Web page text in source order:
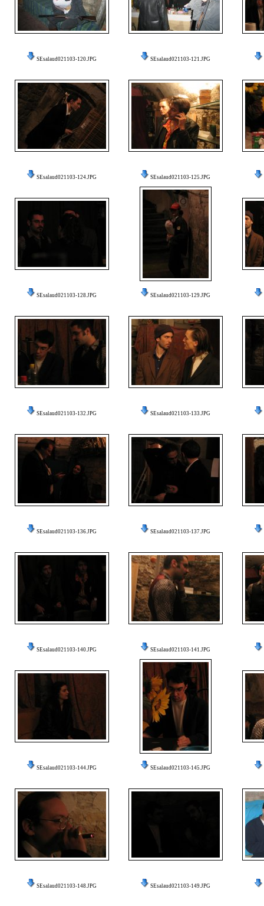
SEsalaud021103-120.JPG SEsalaud021103-121.JPG
SEsalaud021103-124.JPG SEsalaud021103-125.JPG
SEsalaud021103-128.JPG SEsalaud021103-129.JPG
SEsalaud021103-132.JPG SEsalaud021103-133.JPG
SEsalaud021103-136.JPG SEsalaud021103-137.JPG
SEsalaud021103-140.JPG SEsalaud021103-141.JPG
SEsalaud021103-144.JPG SEsalaud021103-145.JPG
SEsalaud021103-148.JPG SEsalaud021103-149.JPG